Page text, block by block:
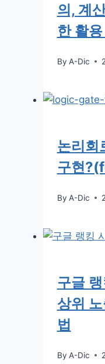
의, 계
한 활
By A-Dic
논리회
구현
By A-Dic
구글
상위
법
By A-Dic